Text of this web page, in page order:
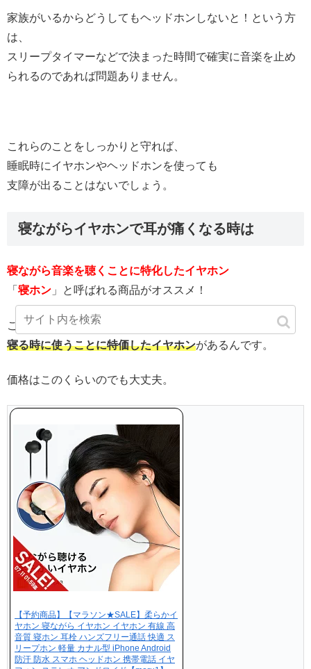
家族がいるからどうしてもヘッドホンしないと！という方
は、
スリープタイマーなどで決まった時間で確実に音楽を止め
られるのであれば問題ありません。
これらのことをしっかりと守れば、
睡眠時にイヤホンやヘッドホンを使っても
支障が出ることはないでしょう。
寝ながらイヤホンで耳が痛くなる時は
寝ながら音楽を聴くことに特化したイヤホン
「 寝ホン 」と呼ばれる商品がオススメ！
こういう柔らかくて耳に負担のかからない、
寝る時に使うことに特価したイヤホンがあるんです。
価格はこのくらいのでも大丈夫。
【予約商品】【マラソン★SALE】柔らかイ
ヤホン 寝ながら イヤホン イヤホン 有線 高
音質 寝ホン 耳栓 ハンズフリー通話 快適 ス
リープホン 軽量 カナル型 iPhone Android
防汗 防水 スマホ ヘッドホン 携帯電話 イヤ